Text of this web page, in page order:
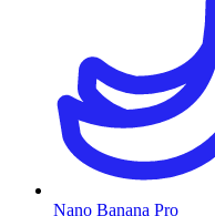
Nano Banana Pro